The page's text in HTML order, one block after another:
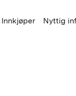
Innkjøper Nyttig